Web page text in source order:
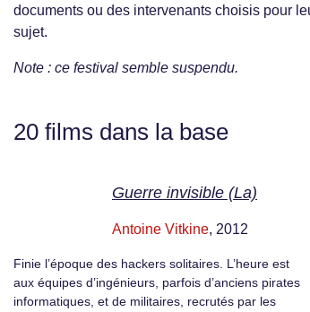
documents ou des intervenants choisis pour
sujet.
Note : ce festival semble suspendu.
20 films dans la base
Guerre invisible (La)
Antoine Vitkine, 2012
Finie l’époque des hackers solitaires. L’heure est
aux équipes d’ingénieurs, parfois d’anciens pirates
informatiques, et de militaires, recrutés par les